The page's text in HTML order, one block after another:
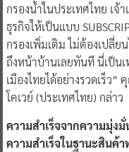
กรองน้ำในประเทศไทย เจ้
ธุรกิจให้เป็นแบบ
กรองเพิ่มเติม ไม่ต้องเปลี่ย
ถึงหน้าบ้านเลยทันที นี่เป็นเ
เมืองไทยได้อย่างรวดเร็ว
โคเวย์ (ประเทศไทย) กล่าว
ความสำเร็จจากความมุ่
ความสำเร็จในฐานะสินค้